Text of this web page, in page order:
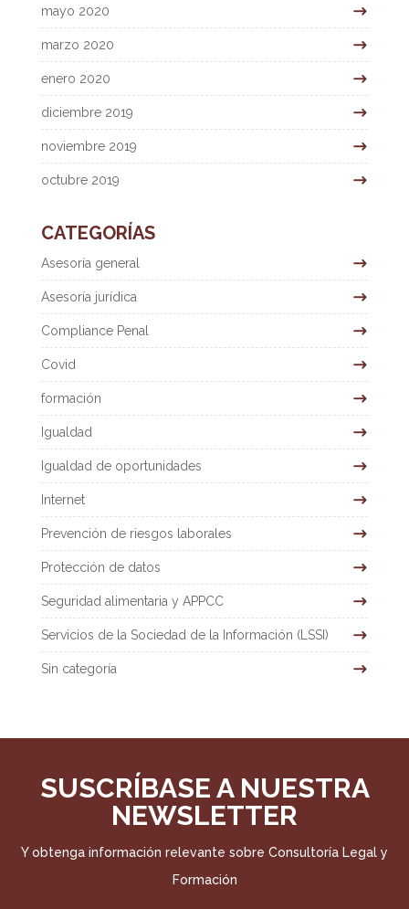
mayo 2020
marzo 2020
enero 2020
diciembre 2019
noviembre 2019
octubre 2019
CATEGORÍAS
Asesoría general
Asesoría jurídica
Compliance Penal
Covid
formación
Igualdad
Igualdad de oportunidades
Internet
Prevención de riesgos laborales
Protección de datos
Seguridad alimentaria y APPCC
Servicios de la Sociedad de la Información (LSSI)
Sin categoría
SUSCRÍBASE A NUESTRA
NEWSLETTER
Y obtenga información relevante sobre Consultoría Legal y
Formación